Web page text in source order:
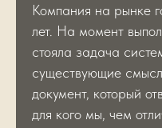
Компания на рынке
лет. На момент
стояла задача
существующие
документ, который
для кого мы, чем